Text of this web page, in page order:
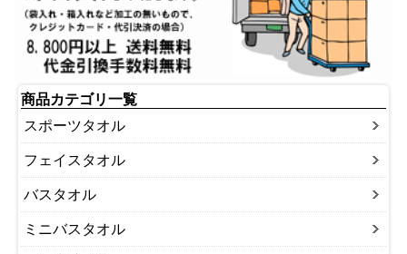
商品カテゴリ一覧
スポーツタオル
フェイスタオル
バスタオル
ミニバスタオル